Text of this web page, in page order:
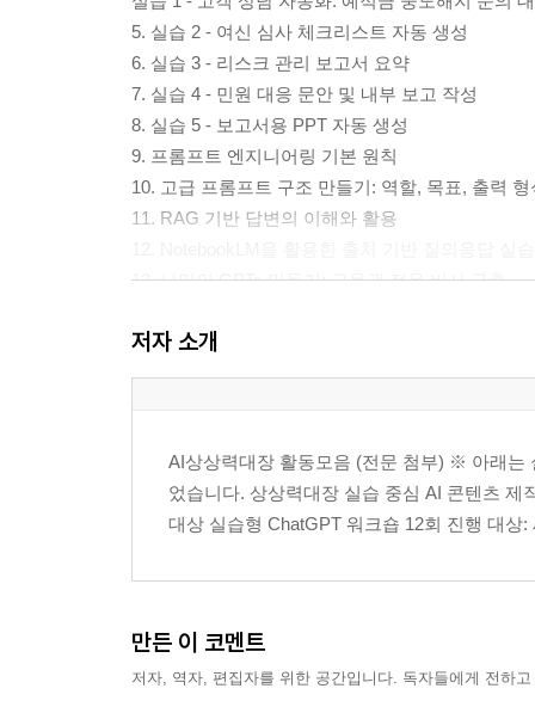
5. 실습 2 - 여신 심사 체크리스트 자동 생성
6. 실습 3 - 리스크 관리 보고서 요약
7. 실습 4 - 민원 대응 문안 및 내부 보고 작성
8. 실습 5 - 보고서용 PPT 자동 생성
9. 프롬프트 엔지니어링 기본 원칙
10. 고급 프롬프트 구조 만들기: 역할, 목표, 출력 형
11. RAG 기반 답변의 이해와 활용
13. 나만의 GPTs 만들기: 금융권 전용 비서 구축
15. 자주 묻는 질문 정리(FAQ)
16. 프롬프트 템플릿 모음집
저자 소개
AI상상력대장 활동모음 (전문 첨부) ※ 아래는
었습니다. 상상력대장 실습 중심 AI 콘텐츠 제
대상 실습형 ChatGPT 워크숍 12회 진행 대
만든 이 코멘트
저자, 역자, 편집자를 위한 공간입니다. 독자들에게 전하